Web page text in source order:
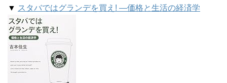
▼ スタバではグランデを買え! ―価格と生活の経済学